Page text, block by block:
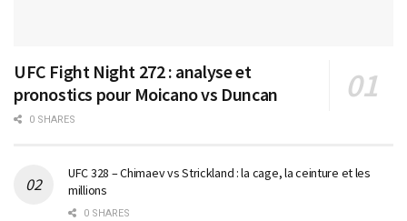
UFC Fight Night 272 : analyse et
pronostics pour Moicano vs Duncan
0 SHARES
UFC 328 – Chimaev vs Strickland : la cage, la ceinture et les
millions
0 SHARES